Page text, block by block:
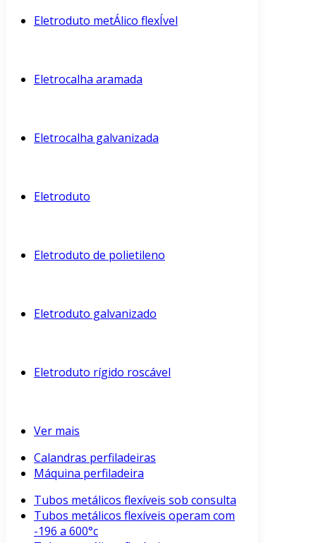
Eletroduto metÁlico flexÍvel
Eletrocalha aramada
Eletrocalha galvanizada
Eletroduto
Eletroduto de polietileno
Eletroduto galvanizado
Eletroduto rígido roscável
Ver mais
Calandras perfiladeiras
Máquina perfiladeira
Tubos metálicos flexíveis sob consulta
Tubos metálicos flexíveis operam com
-196 a 600°c